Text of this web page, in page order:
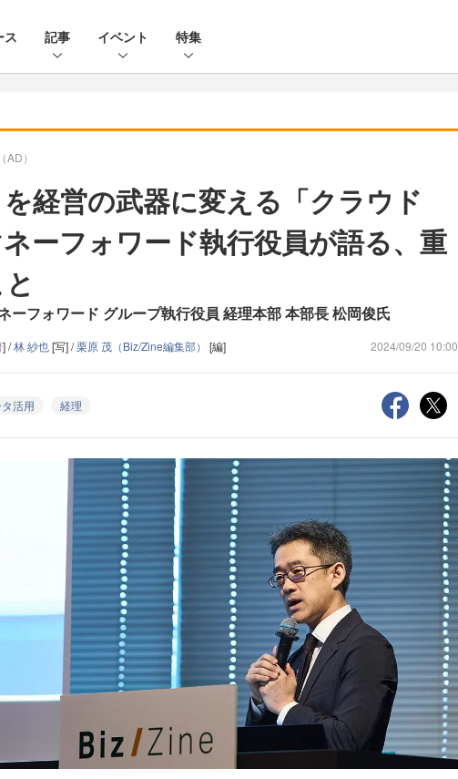
ス 記事 イベント 特集
（AD）
経営の武器に変える「クラウド
ーフォワード執行役員が語る、重
ーフォワード グループ執行役員 経理本部 本部長 松岡俊氏
] /林 紗也[写] /栗原 茂（Biz/Zine編集部） [編] 2024/09/20 10:00
活用 経理